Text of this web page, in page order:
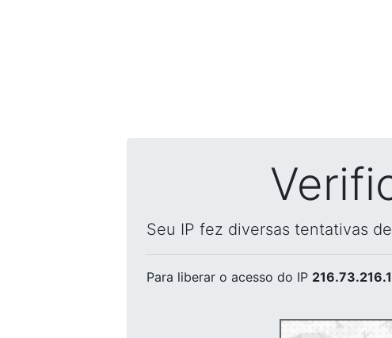
Seu IP fez diversas tentativas
Para liberar o acesso do IP